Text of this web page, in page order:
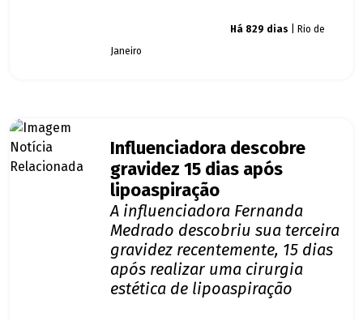
Há 829 dias | Rio de
Janeiro
Influenciadora descobre
gravidez 15 dias após
lipoaspiração
A influenciadora Fernanda
Medrado descobriu sua terceira
gravidez recentemente, 15 dias
após realizar uma cirurgia
estética de lipoaspiração